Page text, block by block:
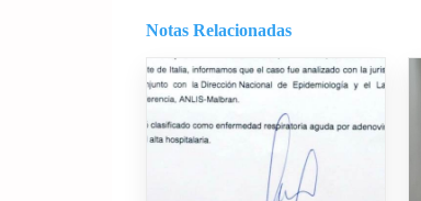
Notas Relacionadas